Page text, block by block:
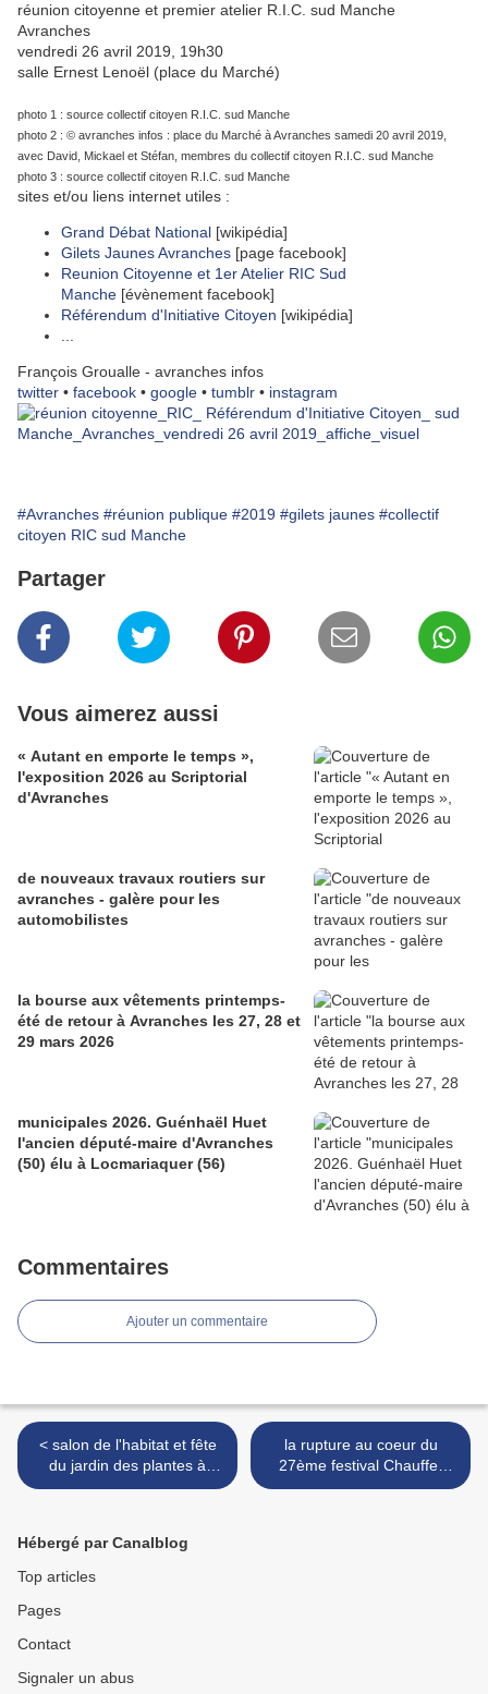
réunion citoyenne et premier atelier R.I.C. sud Manche
Avranches
vendredi 26 avril 2019, 19h30
salle Ernest Lenoël (place du Marché)
photo 1 : source collectif citoyen R.I.C. sud Manche
photo 2 : © avranches infos : place du Marché à Avranches samedi 20 avril 2019,
avec David, Mickael et Stéfan, membres du collectif citoyen R.I.C. sud Manche
photo 3 : source collectif citoyen R.I.C. sud Manche
sites et/ou liens internet utiles :
Grand Débat National [wikipédia]
Gilets Jaunes Avranches [page facebook]
Reunion Citoyenne et 1er Atelier RIC Sud
Manche [évènement facebook]
Référendum d'Initiative Citoyen [wikipédia]
François Groualle - avranches infos
twitter • facebook • google • tumblr • instagram
#Avranches #réunion publique #2019 #gilets jaunes #collectif
citoyen RIC sud Manche
Partager
Vous aimerez aussi
« Autant en emporte le temps »,
l'exposition 2026 au Scriptorial
d'Avranches
de nouveaux travaux routiers sur
avranches - galère pour les
automobilistes
la bourse aux vêtements printemps-
été de retour à Avranches les 27, 28 et
29 mars 2026
municipales 2026. Guénhaël Huet
l'ancien député-maire d'Avranches
(50) élu à Locmariaquer (56)
Commentaires
Ajouter un commentaire
< salon de l'habitat et fête
du jardin des plantes à
Avranches samedi 27 et
la rupture au coeur du
27ème festival Chauffer
dans la Noirceur • du 12 au
Hébergé par Canalblog
Top articles
Pages
Contact
Signaler un abus